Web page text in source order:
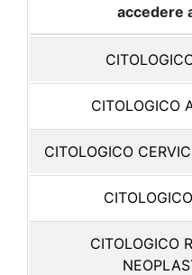
accedere
CITOLOGICO
CITOLOGICO
CITOLOGICO